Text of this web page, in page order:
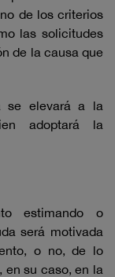
de los criterios
las solicitudes
de la causa que
se elevará a la
adoptará la
estimando o
será motivada
o no, de lo
en su caso, en la